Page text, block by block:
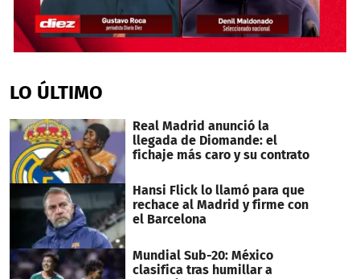
of
35
1
second
LO ÚLTIMO
Real Madrid anunció la
llegada de Diomande: el
fichaje más caro y su contrato
Hansi Flick lo llamó para que
rechace al Madrid y firme con
el Barcelona
Mundial Sub-20: México
clasifica tras humillar a